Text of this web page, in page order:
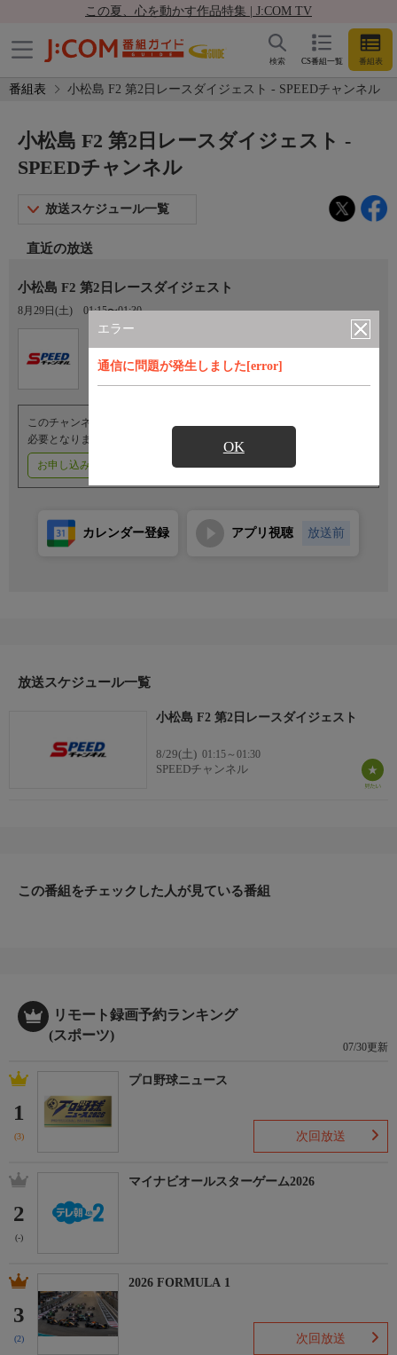
この夏、心を動かす作品特集 | J:COM TV
CS番組一覧 番組表
検索
番組表 小松島 F2 第2日レースダイジェスト - SPEEDチャンネル
エラー
通信に問題が発生しました[error]
OK
小松島 F2 第2日レースダイジェスト -
SPEEDチャンネル
放送スケジュール一覧
直近の放送
小松島 F2 第2日レースダイジェスト
8月29日(土) 01:15〜01:30
このチャンネルのご視聴には、オプションチャンネル(有料)のご契約が
必要となります。
お申し込みはこちら ご利用料金はこちら
カレンダー登録 アプリ視聴 放送前
放送スケジュール一覧
小松島 F2 第2日レースダイジェスト
8/29(土) 01:15～01:30
SPEEDチャンネル
この番組をチェックした人が見ている番組
リモート録画予約ランキング
(スポーツ)
07/30更新
1
(3)
プロ野球ニュース
次回放送
2
(-)
マイナビオールスターゲーム2026
3
(2)
2026 FORMULA 1
次回放送